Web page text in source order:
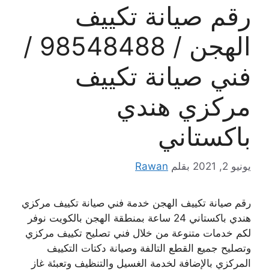
رقم صيانة تكييف
الهجن / 98548488 /
فني صيانة تكييف
مركزي هندي
باكستاني
يونيو 2, 2021 بقلم Rawan
رقم صيانة تكييف الهجن خدمة فني صيانة تكييف مركزي
هندي باكستاني 24 ساعة بمنطقة الهجن بالكويت نوفر
لكم خدمات متنوعة من خلال فني تصليح تكييف مركزي
وتصليح جميع القطع التالفة وصيانة دكتات التكييف
المركزي بالإضافة لخدمة الغسيل والتنظيف وتعبئة غاز